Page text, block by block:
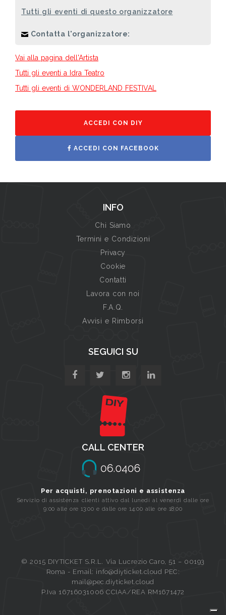
Tutti gli eventi di questo organizzatore
Contatta l'organizzatore:
Vai alla pagina dell'Artista
Tutti gli eventi a Idra Teatro
Tutti gli eventi di WONDERLAND FESTIVAL
ACCEDI CON DIY
ACCEDI CON FACEBOOK
INFO
Chi Siamo
Termini e Condizioni
Privacy
Cookie
Contatti
Lavora con noi
F.A.Q.
Avvisi e Rimborsi
SEGUICI SU
CALL CENTER
Per acquisti, prenotazioni e assistenza
Servizio di assistenza clienti attivo dal lunedi al venerdi dalle ore
9:00 alle ore 13:00 e dalle ore 14:00 alle ore 18:00
© 2015 DIYTICKET S.R.L. Via Lucrezio Caro, 51 – 00193
Roma - Email: info@diyticket.cloud PEC:
mail@pec.diyticket.cloud
P.Iva 16716031006 CCIAA/REA RM1671472